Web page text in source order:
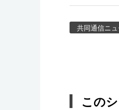
共同通信ニ
この